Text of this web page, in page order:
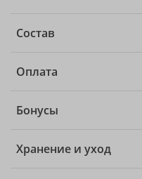
Состав
Оплата
Бонусы
Хранение и уход